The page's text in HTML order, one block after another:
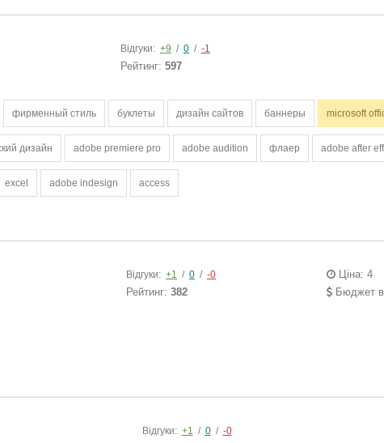
Відгуки: +9 / 0 / -1
Рейтинг: 597
фирменный стиль буклеты дизайн сайтов баннеры microsoft
дизайн adobe premiere pro adobe audition флаер adobe after
excel adobe indesign access
Відгуки: +1 / 0 / -0
Рейтинг: 382
Ціна: 4
Бюджет
Відгуки: +1 / 0 / -0